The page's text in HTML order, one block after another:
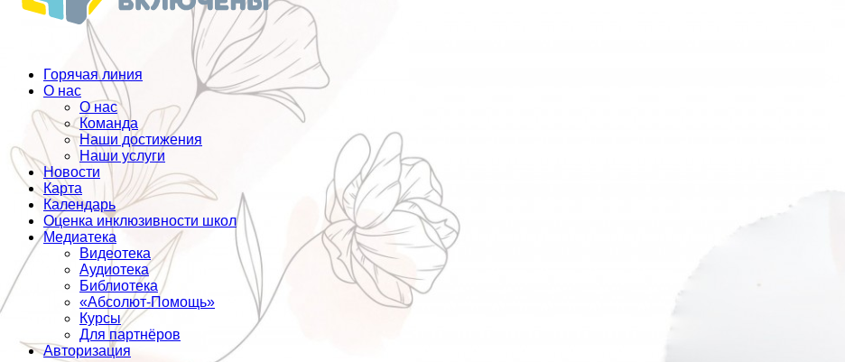
Горячая линия
О нас
О нас
Команда
Наши достижения
Наши услуги
Новости
Карта
Календарь
Оценка инклюзивности школ
Медиатека
Видеотека
Аудиотека
Библиотека
«Абсолют-Помощь»
Курсы
Для партнёров
Авторизация